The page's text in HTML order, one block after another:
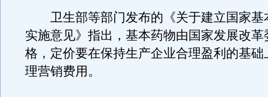
卫生部等部门发布的《关于建立国家基
实施意见》指出，基本药物由国家发展改革
格，定价要在保持生产企业合理盈利的基础
理营销费用。